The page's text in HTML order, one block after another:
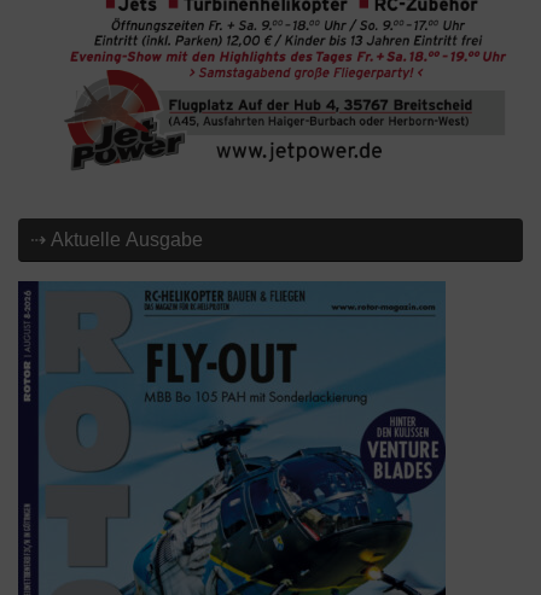
⇢ Aktuelle Ausgabe